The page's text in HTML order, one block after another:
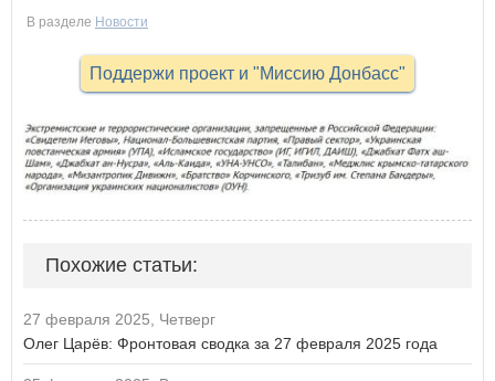
В разделе Новости
Поддержи проект и "Миссию Донбасс"
Похожие статьи:
27 февраля 2025, Четверг
Олег Царёв: Фронтовая сводка за 27 февраля 2025 года